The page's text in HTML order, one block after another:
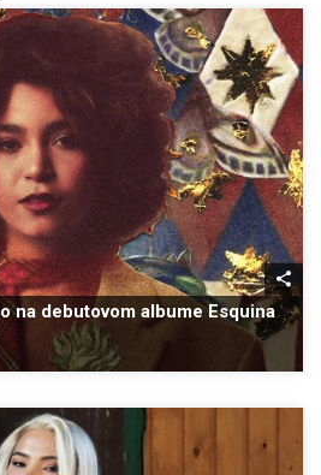
na debutovom albume Esquina